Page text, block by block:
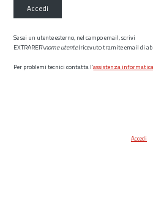
Accedi
Se sei un utente esterno, nel campo email, scrivi
EXTRARER\nome utente(ricevuto tramite email di
Per problemi tecnici contatta l’assistenza informatica
Accedi